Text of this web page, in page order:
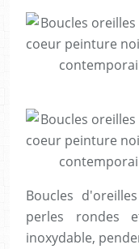
Boucles
perles rondes
inoxydable,